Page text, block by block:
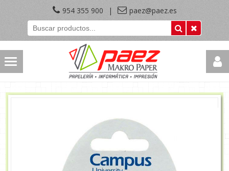
954 355 900 | paez@paez.es